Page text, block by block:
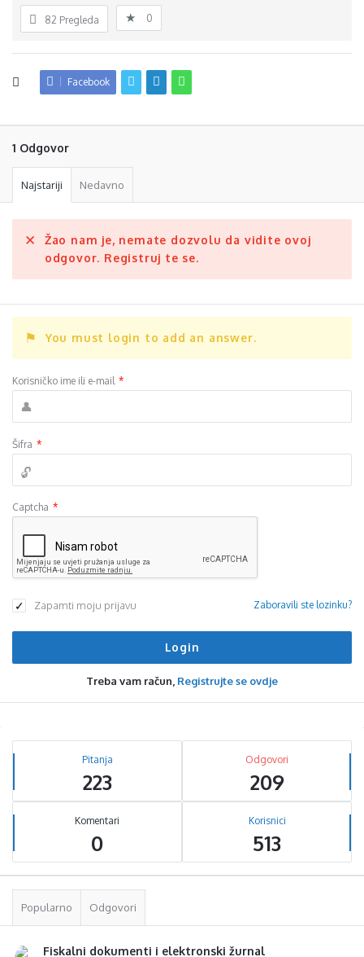
82 Pregleda 0
Facebook
1 Odgovor
Najstariji Nedavno
Žao nam je, nemate dozvolu da vidite ovoj
odgovor. Registruj te se.
You must login to add an answer.
Korisničko ime ili e-mail *
Šifra *
Captcha *
Zapamti moju prijavu Zaboravili ste lozinku?
Treba vam račun, Registrujte se ovdje
Sidebar
Stats Pitanja
223
Odgovori
209
Komentari
0
Korisnici
513
Popularno Odgovori
Fiskalni dokumenti i elektronski žurnal